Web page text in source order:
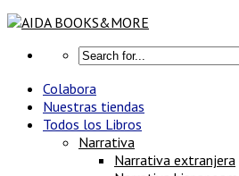
Colabora
Nuestras tiendas
Todos los Libros
Narrativa
Narrativa extranjera